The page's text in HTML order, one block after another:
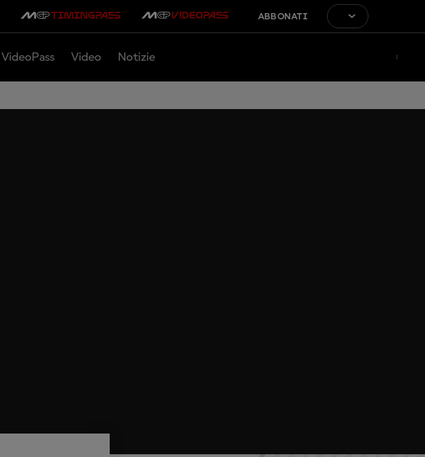
ABBONATI
VideoPass Video Notizie